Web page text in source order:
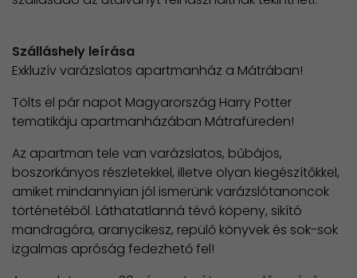
Szálláshely leírása
Exkluzív varázslatos apartmanház a Mátrában!
Tölts el pár napot Magyarország Harry Potter
tematikáju apartmanházában Mátrafüreden!
Az apartman tele van varázslatos, bűbájos,
boszorkányos részletekkel, illetve olyan kiegészítőkkel,
amiket mindannyian jól ismerünk varázslótanoncok
történetéből. Láthatatlanná tévő köpeny, sikító
mandragóra, aranycikesz, repülő könyvek és sok-sok
izgalmas apróság fedezhető fel!